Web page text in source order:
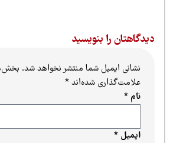
را بنویسید
نشانی ایمیل شما منتشر نخواهد شد.بخش‌های
علامت‌گذاری شده‌اند*
ایمیل*